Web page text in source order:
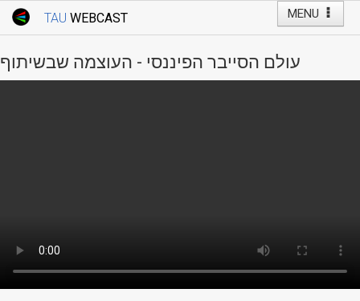
MENU
TAU WEBCAST
Webcast: Courses
Tel Aviv University
עולם הסייבר הפיננסי - העוצמה שבשיתוף